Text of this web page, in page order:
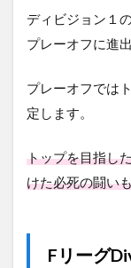
ディビジョン１
プレーオフに進出
プレーオフでは
定します。
トップを目指し
けた必死の闘い
Fリーグ